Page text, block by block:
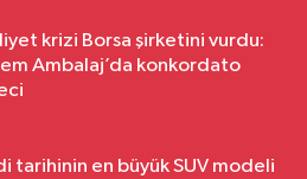
krizi Borsa şirketini vurdu:
Ambalaj’da konkordato
tarihinin en büyük SUV modeli